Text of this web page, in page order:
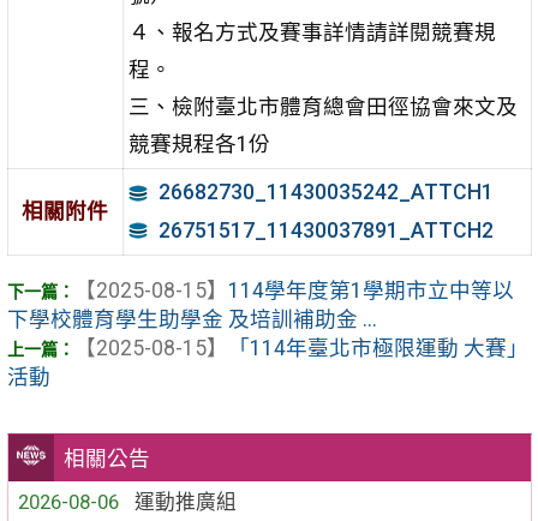
相關公告
2026-08-06
運動推廣組
４、報名方式及賽事詳情請詳閱競賽規
程。
三、檢附臺北市體育總會田徑協會來文及
競賽規程各1份
相關附件
26682730_11430035242_ATTCH1
26751517_11430037891_ATTCH2
【2025-08-15】 114學年度第1學期市立中等以
下學校體育學生助學金 及培訓補助金 ...
【2025-08-15】
「114年臺北市極限運動 大賽」
活動